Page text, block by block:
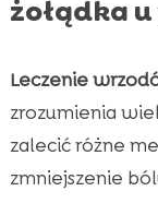
żołądka
Leczenie
zrozumienia
zalecić różne
zmniejszenie